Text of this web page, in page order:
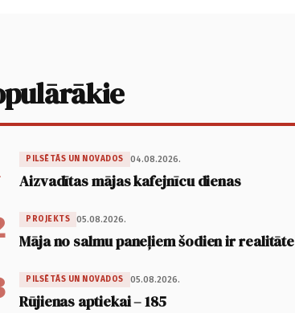
PILSĒTĀS UN NOVADOS 04.08.2026.
Aizvadītas mājas kafejnīcu dienas
PROJEKTS 05.08.2026.
Māja no salmu paneļiem šodien ir realitāte
PILSĒTĀS UN NOVADOS 05.08.2026.
Rūjienas aptiekai – 185